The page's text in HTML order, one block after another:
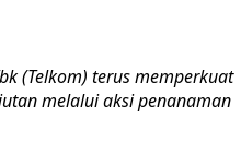
(Telkom) terus memperkuat
melalui aksi penanaman